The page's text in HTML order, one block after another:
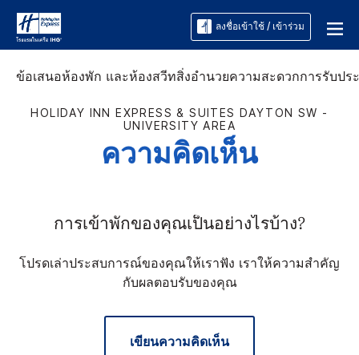
ลงชื่อเข้าใช้ / เข้าร่วม
ข้อเสนอห้องพัก และห้องสวีทสิ่งอำนวยความสะดวกการรับปร
HOLIDAY INN EXPRESS & SUITES DAYTON SW -
UNIVERSITY AREA
ความคิดเห็น
การเข้าพักของคุณเป็นอย่างไรบ้าง?
โปรดเล่าประสบการณ์ของคุณให้เราฟัง เราให้ความสำคัญ
กับผลตอบรับของคุณ
เขียนความคิดเห็น